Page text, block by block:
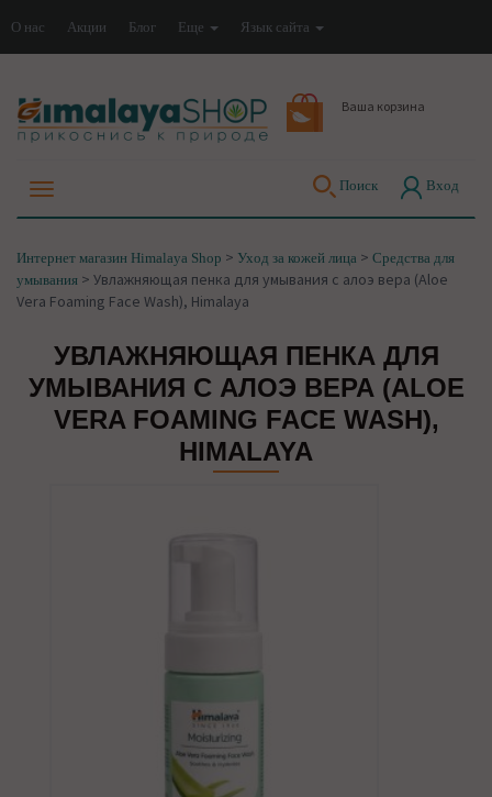
О нас Акции Блог Еще Язык сайта
Ваша корзина
Поиск Вход
Интернет магазин Himalaya Shop > Уход за кожей лица > Средства для
умывания > Увлажняющая пенка для умывания с алоэ вера (Aloe
Vera Foaming Face Wash), Himalaya
УВЛАЖНЯЮЩАЯ ПЕНКА ДЛЯ
УМЫВАНИЯ С АЛОЭ ВЕРА (ALOE
VERA FOAMING FACE WASH),
HIMALAYA